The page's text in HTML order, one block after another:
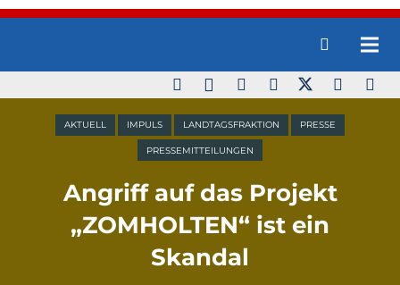
AKTUELL IMPULS LANDTAGSFRAKTION PRESSE
PRESSEMITTEILUNGEN
Angriff auf das Projekt
„ZOMHOLTEN“ ist ein
Skandal